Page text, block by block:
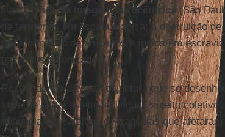
livroCrítica da imagem eurocêntrica (São
de territórios em escala maciça; a destruição
transformação de africanos e índios em
territórios colonizados.
Respondendo a essa conjuntura que se
lugar de fala – sujeito individual, sujeito coletivo,
denuncia um catálogo de tragédias que